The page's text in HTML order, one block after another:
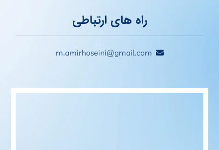
راه های ارتباطی
m.amirhoseini@gmail.com